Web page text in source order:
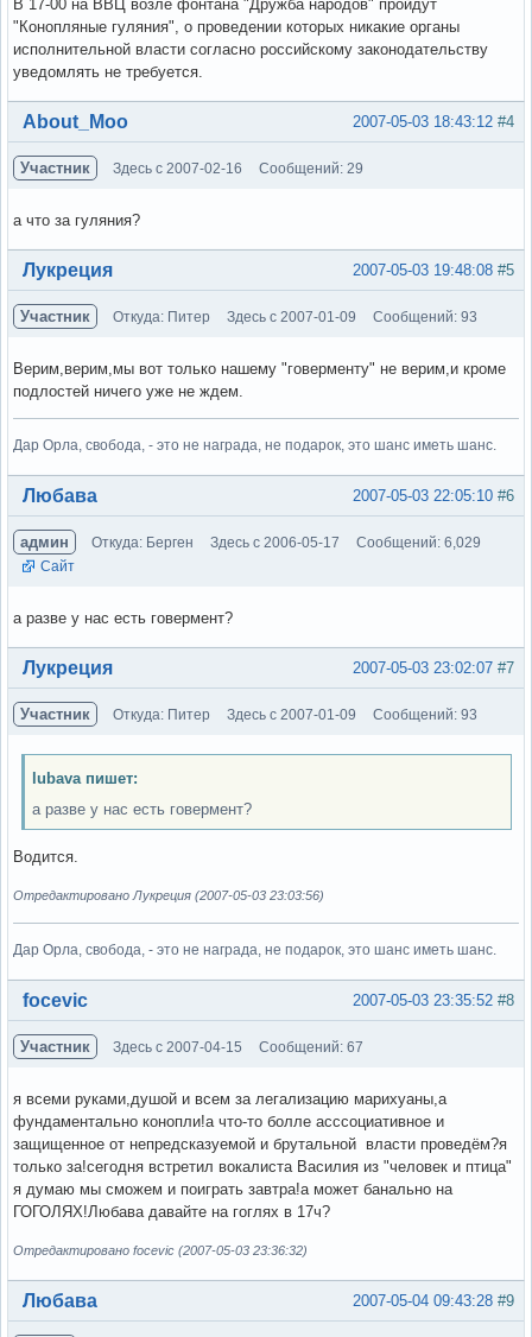
В 17-00 на ВВЦ возле фонтана "Дружба народов" пройдут
"Конопляные гуляния", о проведении которых никакие органы
исполнительной власти согласно российскому законодательству
уведомлять не требуется.
Вне форума #4
2007-05-03 18:43:12
About_Moo
Участник Здесь с 2007-02-16 Сообщений: 29
а что за гуляния?
Вне форума #5
2007-05-03 19:48:08
Лукреция
Участник Откуда: Питер Здесь с 2007-01-09 Сообщений: 93
Верим,верим,мы вот только нашему "говерменту" не верим,и кроме
подлостей ничего уже не ждем.
Дар Орла, свобода, - это не награда, не подарок, это шанс иметь шанс.
Вне форума #6
2007-05-03 22:05:10
Любава
админ Откуда: Берген Здесь с 2006-05-17
Сообщений: 6,029
Сайт
а разве у нас есть говермент?
Вне форума #7
2007-05-03 23:02:07
Лукреция
Участник Откуда: Питер Здесь с 2007-01-09 Сообщений: 93
lubava пишет:
а разве у нас есть говермент?
Водится.
Отредактировано Лукреция (2007-05-03 23:03:56)
Дар Орла, свобода, - это не награда, не подарок, это шанс иметь шанс.
Вне форума #8
2007-05-03 23:35:52
focevic
Участник Здесь с 2007-04-15 Сообщений: 67
я всеми руками,душой и всем за легализацию марихуаны,а
фундаментально конопли!а что-то болле асссоциативное и
защищенное от непредсказуемой и брутальной власти проведём?я
только за!сегодня встретил вокалиста Василия из "человек и птица"
я думаю мы сможем и поиграть завтра!а может банально на
ГОГОЛЯХ!Любава давайте на гоглях в 17ч?
Отредактировано focevic (2007-05-03 23:36:32)
Вне форума #9
2007-05-04 09:43:28
Любава